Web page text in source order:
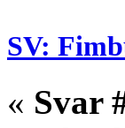
SV:
« Svar